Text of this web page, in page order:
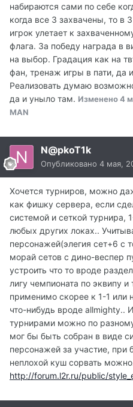
набираются сами по себе
когда все 3 захвачены, то в
игрок улетает к
флага. За победу награда в
на выбор. Градация как на
фан, тренаж игры в пати, да
Реализовать думаю
да и уныло там. Изменено4
MAN
N@pkoT1k
Опубликовано 4 мая,
Хочется турниров, можно
как фишку сервера, если
системой и сеткой турнира,
любых других локах..
персонажей(элегия сет+6 с
морай сетов с дино-веспер
устроить что то вроде
лигу чемпионата по эквипу
применимо скорее к 1-1 или
что-нибудь вроде allmighty..
турнирами можно по
мог бы быть собран в виде
персонажей за участие, при
неплохой куш сорвать
http://forum.l2r.ru/public/